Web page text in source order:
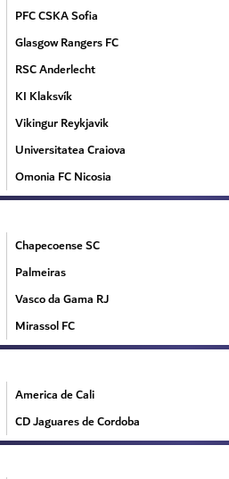
PFC CSKA Sofia
Glasgow Rangers FC
RSC Anderlecht
KI Klaksvík
Vikingur Reykjavik
Universitatea Craiova
Omonia FC Nicosia
Chapecoense SC
Palmeiras
Vasco da Gama RJ
Mirassol FC
America de Cali
CD Jaguares de Cordoba